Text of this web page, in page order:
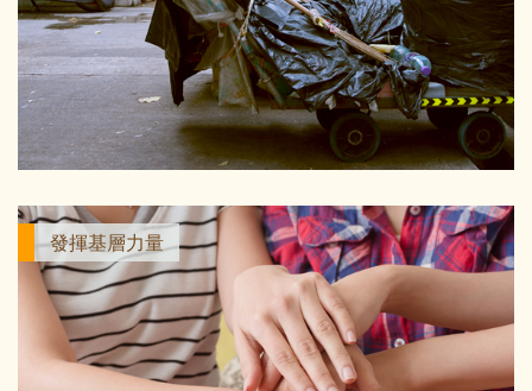
發揮基層力量